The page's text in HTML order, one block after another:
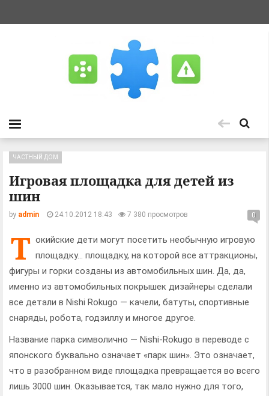
Игровая площадка для детей из
шин
ЧАСТНЫЙ ДОМ
by admin 24.10.2012 18:43 7 380 просмотров 0
Т окийские дети могут посетить необычную игровую
площадку… площадку, на которой все аттракционы,
фигуры и горки созданы из автомобильных шин. Да, да,
именно из автомобильных покрышек дизайнеры сделали
все детали в Nishi Rokugo — качели, батуты, спортивные
снаряды, робота, годзиллу и многое другое.
Название парка символично — Nishi-Rokugo в переводе с
японского буквально означает «парк шин». Это означает,
что в разобранном виде площадка превращается во всего
лишь 3000 шин. Оказывается, так мало нужно для того,